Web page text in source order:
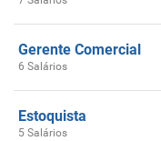
Gerente Comercial
6 Salários
Estoquista
5 Salários